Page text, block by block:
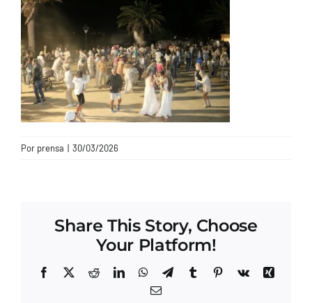
CONTACTO
Por prensa | 30/03/2026
Share This Story, Choose
Your Platform!
Facebook
X RedditLinkedInWhatsApp
TelegramTumblrPinterest
Vk
Xing
Correo